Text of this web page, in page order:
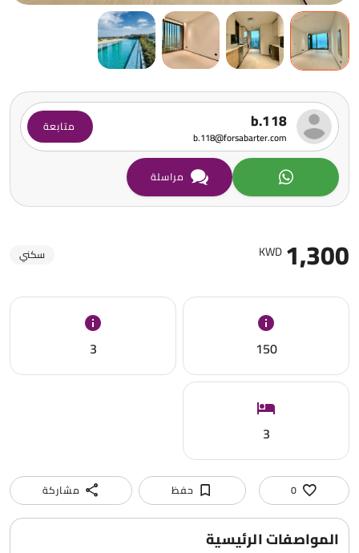
1,300
KWD سكني
150
3
3
0 حفظ مشاركة
المواصفات الرئيسية
b.118
b.118@forsabarter.com
متابعة
مراسلة